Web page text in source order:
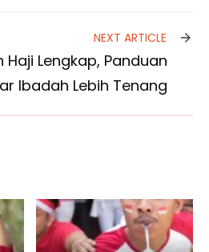
NEXT ARTICLE
Haji Lengkap, Panduan
Ibadah Lebih Tenang